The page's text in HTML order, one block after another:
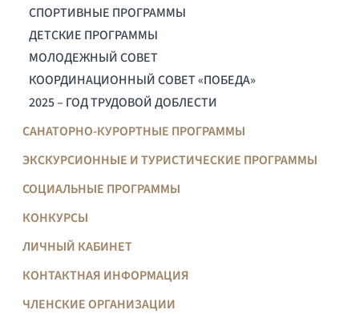
СПОРТИВНЫЕ ПРОГРАММЫ
ДЕТСКИЕ ПРОГРАММЫ
МОЛОДЕЖНЫЙ СОВЕТ
КООРДИНАЦИОННЫЙ СОВЕТ «ПОБЕДА»
2025 – ГОД ТРУДОВОЙ ДОБЛЕСТИ
САНАТОРНО-КУРОРТНЫЕ ПРОГРАММЫ
ЭКСКУРСИОННЫЕ И ТУРИСТИЧЕСКИЕ ПРОГРАММЫ
СОЦИАЛЬНЫЕ ПРОГРАММЫ
КОНКУРСЫ
ЛИЧНЫЙ КАБИНЕТ
КОНТАКТНАЯ ИНФОРМАЦИЯ
ЧЛЕНСКИЕ ОРГАНИЗАЦИИ